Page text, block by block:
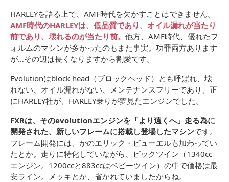
HARLEYを語る上で、AMF時代を欠かすことはできません。
AMF時代のHARLEYは、低品質であり、オイル漏れが当たり
前であり、壊れるのが当たり前。 他方、AMF時代、優れたフ
ォルムのマシンが多かったのもまた事実。功罪両方あります
が…その辺は長くなりますから割愛です。
Evolutionはblock head（ブロックヘッド）とも呼ばれ、壊
れない、オイル漏れがない、メンテナンスフリーであり、正
にHARLEY社が、HARLEY乗りが夢見たエンジンでした。
FXRは、そのevolutionエンジンを「より遠くへ」走る為に
開発された、新しいフレームに搭載し登場したマシンです。
フレーム開発には、かのエリック・ビューエルも加わってい
たとか。走りに特化していながら、ビックツイン（1340cc
エンジン。1200ccと883ccはベビーツイン）の中で価格は最
安ライン。メッキとか、省かれていましたからね。